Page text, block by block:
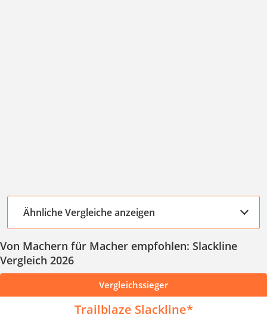
Ähnliche Vergleiche anzeigen
Von Machern für Macher empfohlen: Slackline
Vergleich 2026
Vergleichssieger
Trailblaze Slackline